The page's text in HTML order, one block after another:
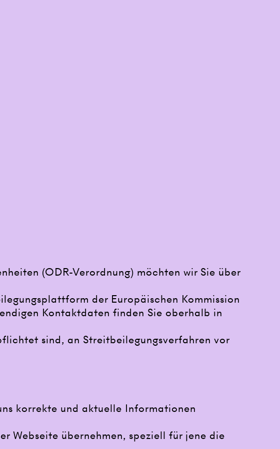
(ODR-Verordnung) möchten wir Sie über
der Europäischen Kommission
Kontaktdaten finden Sie oberhalb in
sind, an Streitbeilegungsverfahren vor
korrekte und aktuelle Informationen
Webseite übernehmen, speziell für jene die